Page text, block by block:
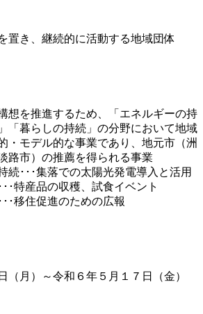
置き、継続的に活動する地域団体
想を推進するため、「エネルギーの持
「暮らしの持続」の分野において地域
・モデル的な事業であり、地元市（洲
路市）の推薦を得られる事業
続･･･集落での太陽光発電導入と活用
産品の収穫、試食イベント
住促進のための広報
月）～令和６年５月１７日（金）